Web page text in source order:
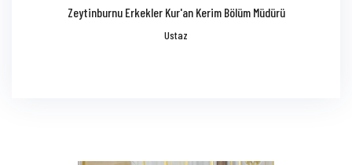
Zeytinburnu Erkekler Kur'an Kerim Bölüm Müdürü
Ustaz